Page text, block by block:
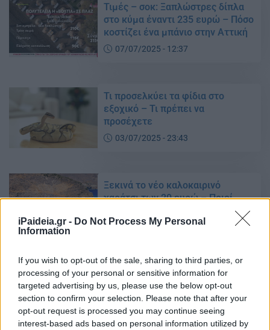
iPaideia.gr - Do Not Process My Personal
Information
If you wish to opt-out of the sale, sharing to third parties, or
processing of your personal or sensitive information for
targeted advertising by us, please use the below opt-out
section to confirm your selection. Please note that after your
opt-out request is processed you may continue seeing
interest-based ads based on personal information utilized by
Τιμές – σοκ: Ξαπλώστρες δίπλα
στο κύμα έναντι 235 ευρώ – Πόσο
κοστίζει ένα μπάνιο στην Αττική
07/07/2025 - 12:37
Τι προσελκύει τα φίδια στο
εξοχικό – Τι πρέπει να
προσέχετε
03/07/2025 - 23:43
Ξεκινά το νέο καλοκαιρινό
χαράτσι των 20 ευρώ – Ποιοί
02/07/2025 - 10:17
Καλοκαίρι 2025: Πολιτιστικές
δράσεις σε όλη την Ελλάδα
δωρεάν – Δείτε το πρόγραμμα
22/06/2025 - 18:50